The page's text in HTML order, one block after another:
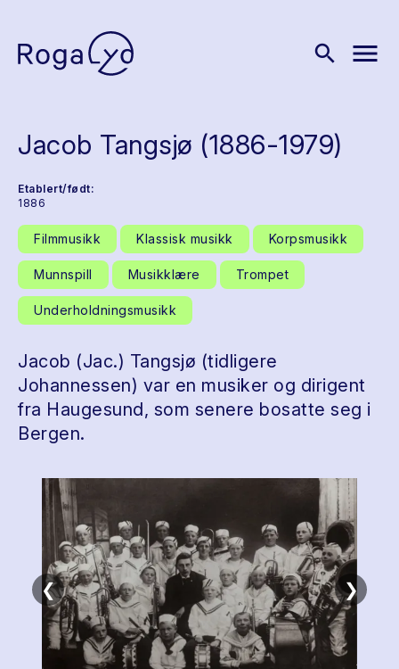
search menu
Jacob Tangsjø (1886-1979)
Etablert/født:
1886
Filmmusikk Klassisk musikk Korpsmusikk
Munnspill Musikklære Trompet
Underholdningsmusikk
Jacob (Jac.) Tangsjø (tidligere
Johannessen) var en musiker og dirigent
fra Haugesund, som senere bosatte seg i
Bergen.
❮ ❯